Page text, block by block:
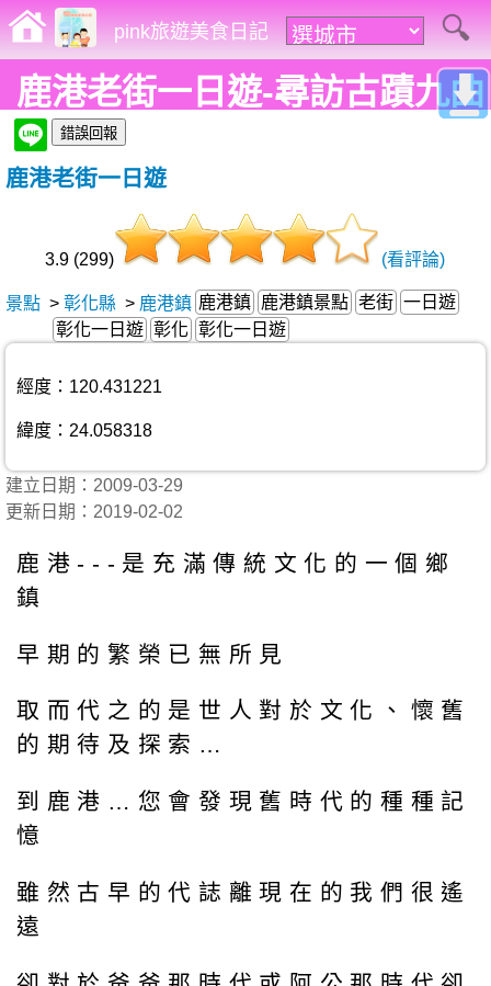
pink旅遊美食日記
鹿港老街一日遊-尋訪古蹟九曲
巷、意樓、摸乳巷~
鹿港老街一日遊
3.9 (299) (看評論)
景點 > 彰化縣 > 鹿港鎮 鹿港鎮 鹿港鎮景點 老街 一日遊
彰化一日遊 彰化 彰化一日遊
經度：120.431221
緯度：24.058318
建立日期：2009-03-29
更新日期：2019-02-02
鹿港---是充滿傳統文化的一個鄉
鎮
早期的繁榮已無所見
取而代之的是世人對於文化、懷舊
的期待及探索…
到鹿港…您會發現舊時代的種種記
憶
雖然古早的代誌離現在的我們很遙
遠